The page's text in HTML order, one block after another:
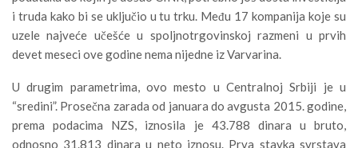
i truda kako bi se uključio u tu trku. Među 17 kompanija koje su
uzele najveće učešće u spoljnotrgovinskoj razmeni u prvih
devet meseci ove godine nema nijedne iz Varvarina.
U drugim parametrima, ovo mesto u Centralnoj Srbiji je u
“sredini”. Prosečna zarada od januara do avgusta 2015. godine,
prema podacima NZS, iznosila je 43.788 dinara u bruto,
odnosno 31.813 dinara u neto iznosu. Prva stavka svrstava